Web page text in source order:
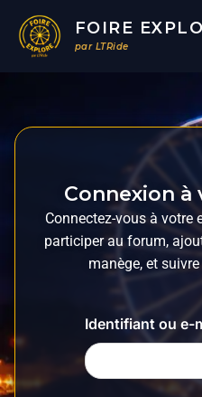
contenu
FOIRE
par LTRide
Connexion
Connectez-vous à votre
participer au forum,
manège, et
Identifiant ou e-